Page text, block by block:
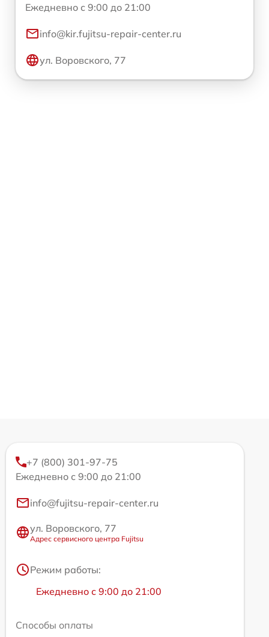
Ежедневно с 9:00 до 21:00
info@kir.fujitsu-repair-center.ru
ул. Воровского, 77
+7 (800) 301-97-75
Ежедневно с 9:00 до 21:00
info@fujitsu-repair-center.ru
ул. Воровского, 77
Адрес сервисного центра Fujitsu
Режим работы:
Ежедневно с 9:00 до 21:00
Способы оплаты